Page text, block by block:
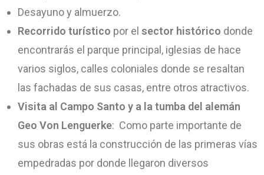
Desayuno y almuerzo.
Recorrido turístico por el sector histórico donde
encontrarás el parque principal, iglesias de hace
varios siglos, calles coloniales donde se resaltan
las fachadas de sus casas, entre otros atractivos.
Visita al Campo Santo y a la tumba del alemán
Geo Von Lenguerke: Como parte importante de
sus obras está la construcción de las primeras vías
empedradas por donde llegaron diversos